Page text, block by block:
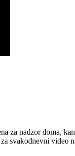
za nadzor doma,
svakodnevni video